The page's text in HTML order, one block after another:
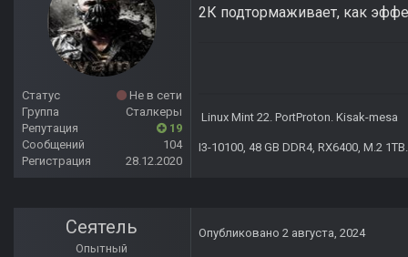
Статус
Не в сети
Группа
Сталкеры
Репутация
19
Сообщений
104
Регистрация
28.12.2020
2К подтормаживает, как
Linux Mint 22. PortProton. Kisak-mesa
I3-10100, 48 GB DDR4, RX6400, M.2 1TB.
Сеятель
Опытный
Опубликовано 2 августа, 2024